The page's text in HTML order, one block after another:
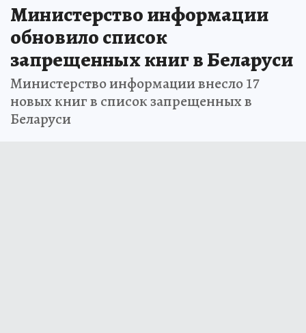
Министерство информации
обновило список
запрещенных книг в Беларуси
Министерство информации внесло 17
новых книг в список запрещенных в
Беларуси